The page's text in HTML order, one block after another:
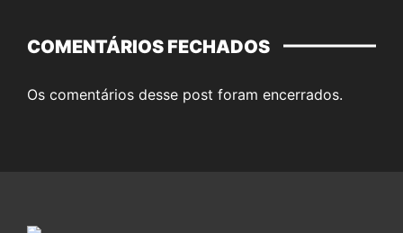
COMENTÁRIOS FECHADOS
Os comentários desse post foram encerrados.